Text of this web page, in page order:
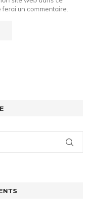
un commentaire.